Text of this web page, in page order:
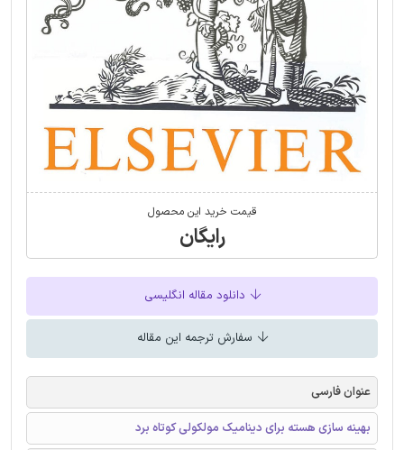
قیمت خرید این محصول
رایگان
دانلود مقاله انگلیسی
سفارش ترجمه این مقاله
عنوان فارسی
بهینه سازی هسته برای دینامیک مولکولی کوتاه برد